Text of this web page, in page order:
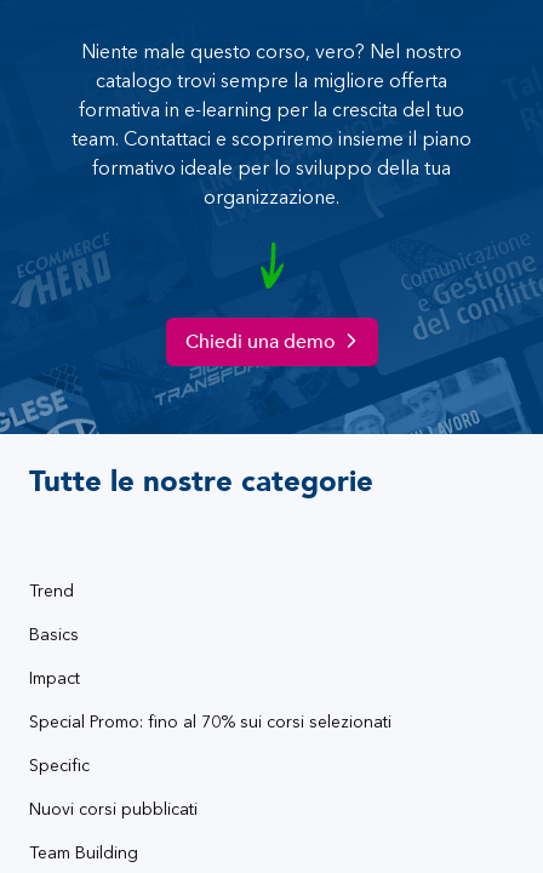
Niente male questo corso, vero? Nel nostro
catalogo trovi sempre la migliore offerta
formativa in e-learning per la crescita del tuo
team. Contattaci e scopriremo insieme il piano
formativo ideale per lo sviluppo della tua
organizzazione.
Chiedi una demo
Tutte le nostre categorie
Trend
Basics
Impact
Special Promo: fino al 70% sui corsi selezionati
Specific
Nuovi corsi pubblicati
Team Building